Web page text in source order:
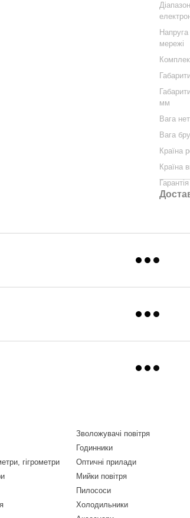
мережі
мм
Вага
Вага
Країна
Країна
Гарантія
гігрометри
Зволожувачі повітря
Годинники
Оптичні прилади
Мийки повітря
Пилососи
Холодильники